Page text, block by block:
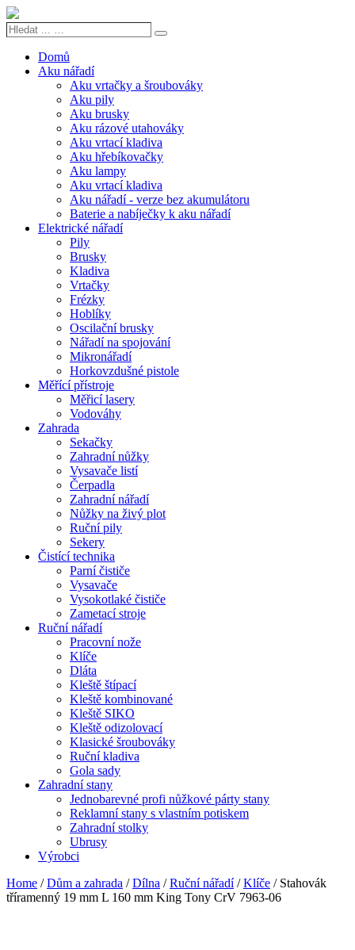
Hledat
Search
Domů
Aku nářadí
Aku vrtačky a šroubováky
Aku pily
Aku brusky
Aku rázové utahováky
Aku vrtací kladiva
Aku hřebíkovačky
Aku lampy
Aku vrtací kladiva
Aku nářadí - verze bez akumulátoru
Baterie a nabíječky k aku nářadí
Elektrické nářadí
Pily
Brusky
Kladiva
Vrtačky
Frézky
Hoblíky
Oscilační brusky
Nářadí na spojování
Mikronářadí
Horkovzdušné pistole
Měřící přístroje
Měřicí lasery
Vodováhy
Zahrada
Sekačky
Zahradní nůžky
Vysavače listí
Čerpadla
Zahradní nářadí
Nůžky na živý plot
Ruční pily
Sekery
Čistící technika
Parní čističe
Vysavače
Vysokotlaké čističe
Zametací stroje
Ruční nářadí
Pracovní nože
Klíče
Dláta
Kleště štípací
Kleště kombinované
Kleště SIKO
Kleště odizolovací
Klasické šroubováky
Ruční kladiva
Gola sady
Zahradní stany
Jednobarevné profi nůžkové párty stany
Reklamní stany s vlastním potiskem
Zahradní stolky
Ubrusy
Výrobci
Home /Dům a zahrada /Dílna /Ruční nářadí/Klíče / Stahovák
tříramenný 19 mm L 160 mm King Tony CrV 7963-06